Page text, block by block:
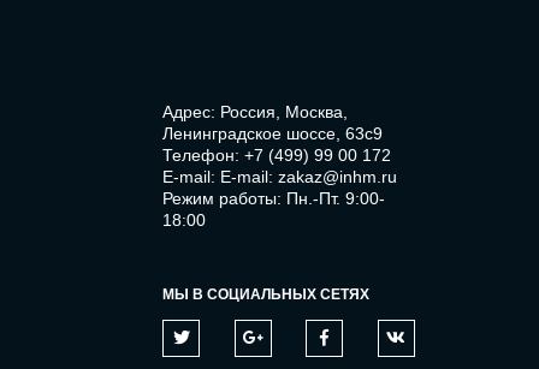
Адрес: Россия, Москва,
Ленинградское шоссе, 63с9
Телефон: +7 (499) 99 00 172
E-mail: E-mail: zakaz@inhm.ru
Режим работы: Пн.-Пт. 9:00-
18:00
МЫ В СОЦИАЛЬНЫХ СЕТЯХ